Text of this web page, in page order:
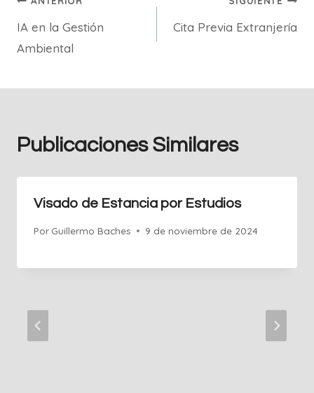
de
IA en la Gestión
Ambiental
Cita Previa Extranjería
Publicaciones Similares
Visado de Estancia por Estudios
Por Guillermo Baches 9 de noviembre de 2024